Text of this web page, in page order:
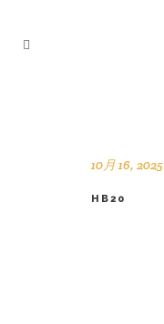
10月 16, 2025
HB20